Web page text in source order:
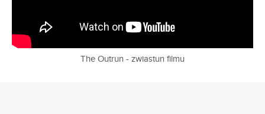
The Outrun - zwiastun filmu